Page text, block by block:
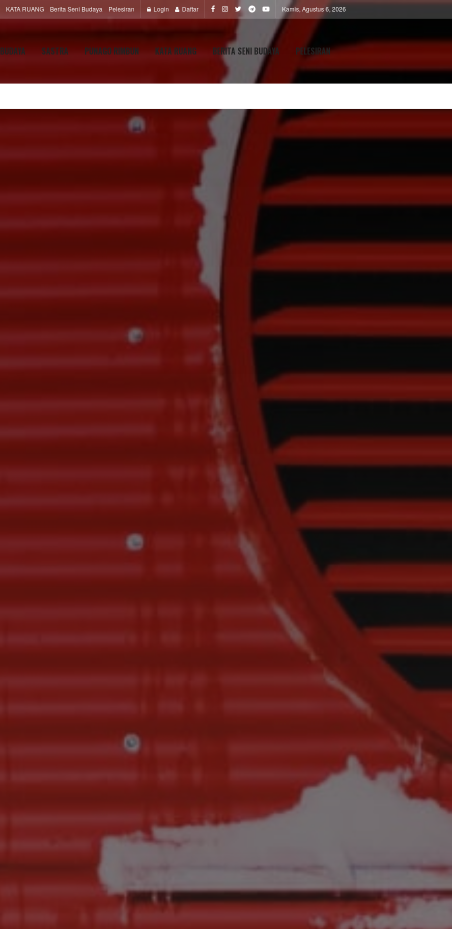
KATA RUANG Berita Seni Budaya Pelesiran Login Daftar Kamis, Agustus 6, 2026
BUDAYA SASTRA PUNAGO RIMBUN KATA RUANG BERITA SENI BUDAYA PELESIRAN